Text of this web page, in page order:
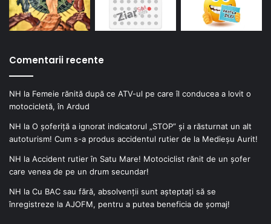
Comentarii recente
NH la Femeie rănită după ce ATV-ul pe care îl conducea a lovit o
motocicletă, în Ardud
NH la O șoferiță a ignorat indicatorul „STOP” și a răsturnat un alt
autoturism! Cum s-a produs accidentul rutier de la Medieșu Aurit!
NH la Accident rutier în Satu Mare! Motociclist rănit de un șofer
care venea de pe un drum secundar!
NH la Cu BAC sau fără, absolvenții sunt așteptați să se
înregistreze la AJOFM, pentru a putea beneficia de șomaj!